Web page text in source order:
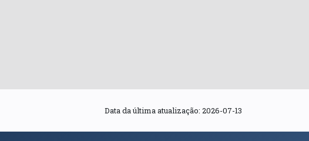
Data da última atualização: 2026-07-13